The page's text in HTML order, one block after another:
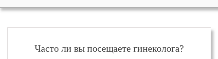
Часто ли вы посещаете гинеколога?